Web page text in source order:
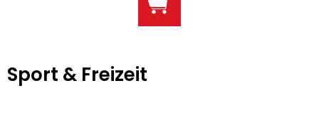
Sport
Sport & Freizeit